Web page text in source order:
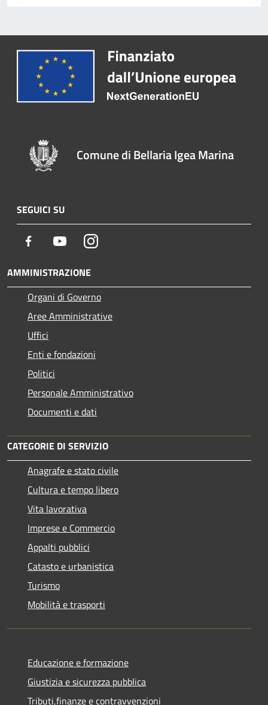
Comune di Bellaria Igea Marina
SEGUICI SU
Facebook YoutubeInstagram
AMMINISTRAZIONE
Organi di Governo
Aree Amministrative
Uffici
Enti e fondazioni
Politici
Personale Amministrativo
Documenti e dati
CATEGORIE DI SERVIZIO
Anagrafe e stato civile
Cultura e tempo libero
Vita lavorativa
Imprese e Commercio
Appalti pubblici
Catasto e urbanistica
Turismo
Mobilità e trasporti
Educazione e formazione
Giustizia e sicurezza pubblica
Tributi,finanze e contravvenzioni